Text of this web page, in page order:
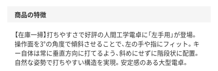
商品の特徴
【在庫一掃】打ちやすさで好評の人間工学電卓に「左手用」が登場。
操作面を3°の角度で傾斜させることで、左の手や指にフィット。キ
ー自体は常に垂直方向に打てるよう、斜めにせずに階段状に配置。
自然な姿勢で打ちやすい構造を実現。安定感のある大型電卓。